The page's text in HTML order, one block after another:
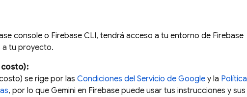
console o Firebase CLI, tendrá acceso a tu entorno de Firebase
a tu proyecto.
costo):
se rige por las Condiciones del Servicio de Google y la Política
, por lo que Gemini en Firebase puede usar tus instrucciones y sus